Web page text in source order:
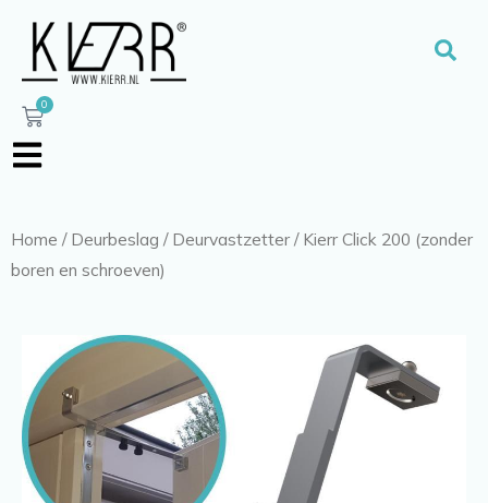
naar
inhoud
0
Winkelwagen
Home / Deurbeslag / Deurvastzetter / Kierr Click 200 (zonder
boren en schroeven)